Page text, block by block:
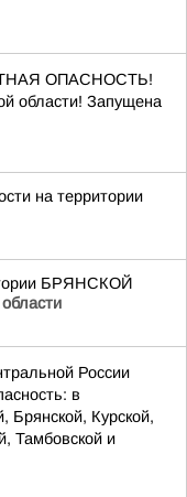
ОПАСНОСТЬ!
области! Запущена
на территории
БРЯНСКОЙ
России
в
Брянской, Курской,
Тамбовской и